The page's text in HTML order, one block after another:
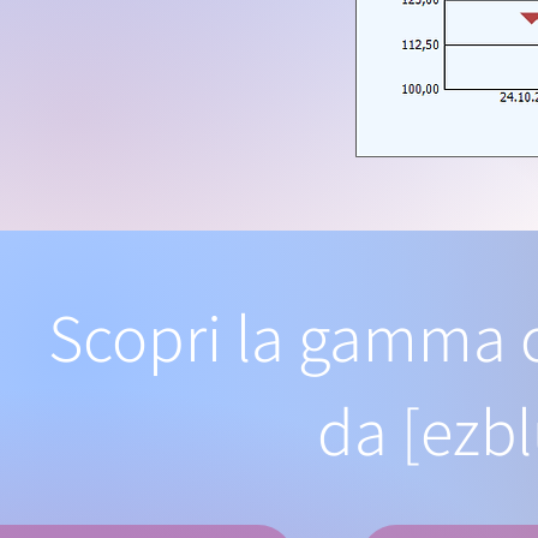
Scopri la gamma
da